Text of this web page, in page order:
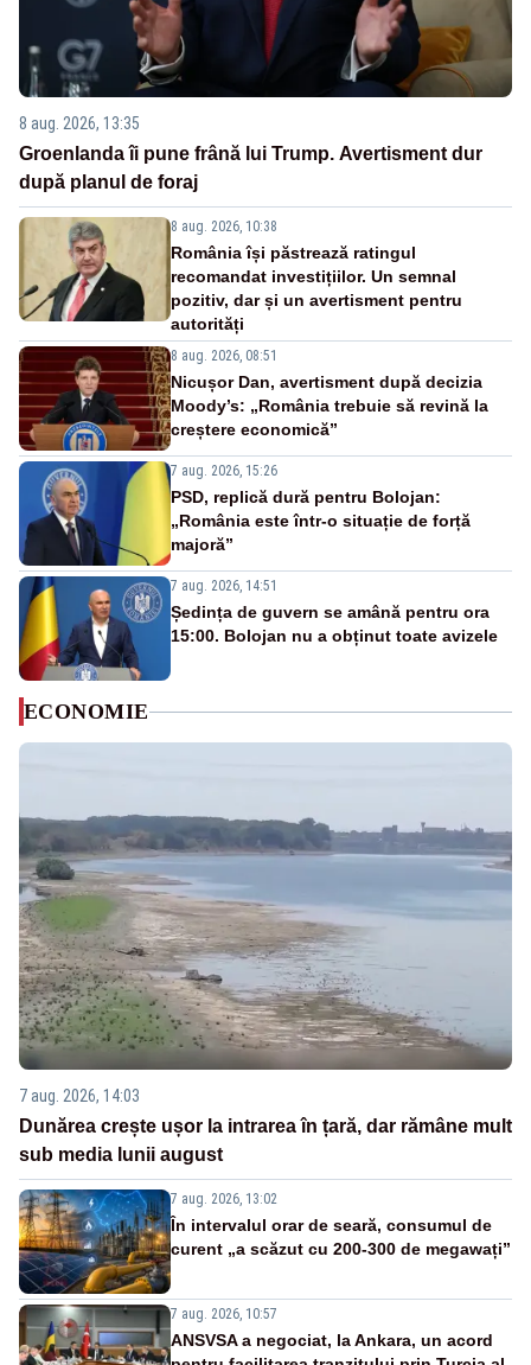
8 aug. 2026, 13:35
Groenlanda îi pune frână lui Trump. Avertisment dur
după planul de foraj
8 aug. 2026, 10:38
România își păstrează ratingul
recomandat investițiilor. Un semnal
pozitiv, dar și un avertisment pentru
autorități
8 aug. 2026, 08:51
Nicușor Dan, avertisment după decizia
Moody’s: „România trebuie să revină la
creștere economică”
7 aug. 2026, 15:26
PSD, replică dură pentru Bolojan:
„România este într-o situație de forță
majoră”
7 aug. 2026, 14:51
Ședința de guvern se amână pentru ora
15:00. Bolojan nu a obținut toate avizele
ECONOMIE
7 aug. 2026, 14:03
Dunărea crește ușor la intrarea în țară, dar rămâne mult
sub media lunii august
7 aug. 2026, 13:02
În intervalul orar de seară, consumul de
curent „a scăzut cu 200-300 de megawați”
7 aug. 2026, 10:57
ANSVSA a negociat, la Ankara, un acord